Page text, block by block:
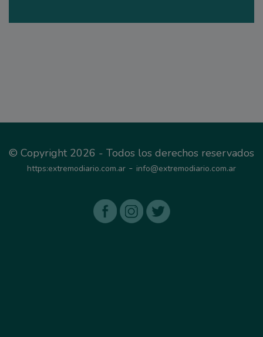
© Copyright 2026 - Todos los derechos reservados
https:extremodiario.com.ar - info@extremodiario.com.ar